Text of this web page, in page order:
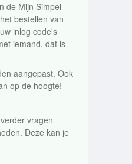
de Mijn Simpel
bestellen van
inlog code's
iemand, dat is
aangepast. Ook
op de hoogte!
vragen
Deze kan je